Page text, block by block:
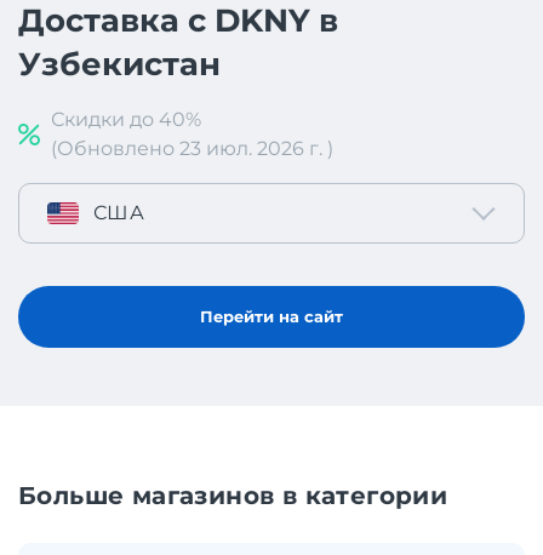
Доставка с DKNY в
Узбекистан
Скидки до 40%
(Обновлено 23 июл. 2026 г. )
США
Перейти на сайт
Больше магазинов в категории